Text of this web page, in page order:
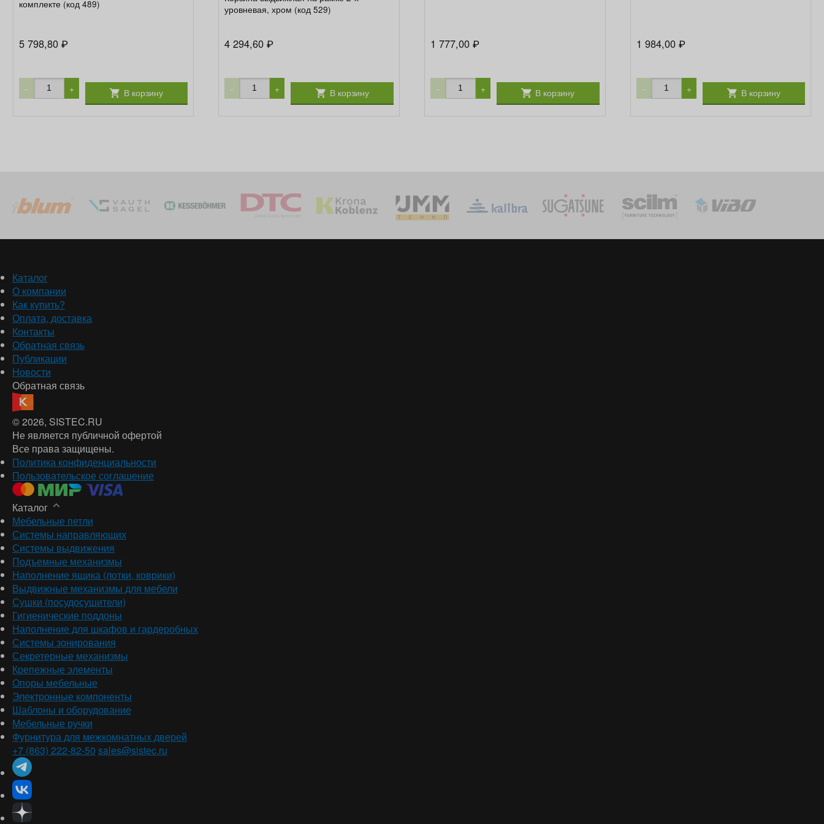
комплекте (код 489)
5 798,80 ₽
− + В корзину
уровневая, хром (код 529)
4 294,60₽
− + В корзину
1 777,00₽
− + В корзину
1 984,00 ₽
− + В корзину
Каталог
О компании
Как купить?
Оплата, доставка
Контакты
Обратная связь
Публикации
Новости
Обратная связь
© 2026, SISTEC.RU
Не является публичной офертой
Все права защищены.
Политика конфиденциальности
Пользовательское соглашение
Каталог
Мебельные петли
Системы направляющих
Системы выдвижения
Подъемные механизмы
Наполнение ящика (лотки, коврики)
Выдвижные механизмы для мебели
Сушки (посудосушители)
Гигиенические поддоны
Наполнение для шкафов и гардеробных
Системы зонирования
Секретерные механизмы
Крепежные элементы
Опоры мебельные
Электронные компоненты
Шаблоны и оборудование
Мебельные ручки
Фурнитура для межкомнатных дверей
+7 (863) 222-82-50 sales@sistec.ru